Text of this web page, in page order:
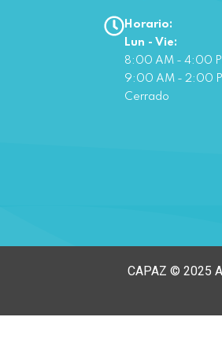
Horario:
Lun - Vie:
8:00 AM - 4:00
9:00 AM - 2:00
Cerrado
CAPAZ © 2025